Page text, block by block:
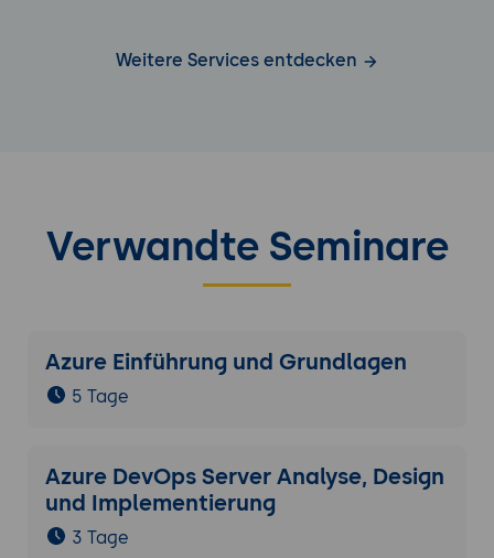
Weitere Services entdecken
Verwandte Seminare
Azure Einführung und Grundlagen
5 Tage
Azure DevOps Server Analyse, Design
und Implementierung
3 Tage